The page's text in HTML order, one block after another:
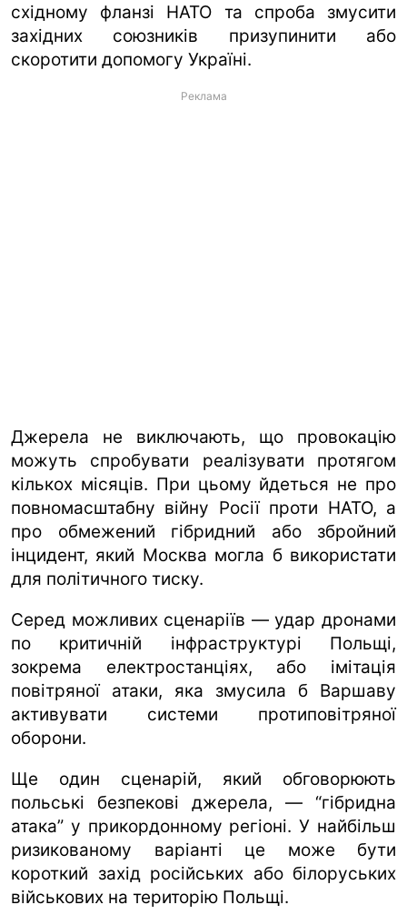
східному фланзі НАТО та спроба змусити
західних союзників призупинити або
скоротити допомогу Україні.
Реклама
Джерела не виключають, що провокацію
можуть спробувати реалізувати протягом
кількох місяців. При цьому йдеться не про
повномасштабну війну Росії проти НАТО, а
про обмежений гібридний або збройний
інцидент, який Москва могла б використати
для політичного тиску.
Серед можливих сценаріїв — удар дронами
по критичній інфраструктурі Польщі,
зокрема електростанціях, або імітація
повітряної атаки, яка змусила б Варшаву
активувати системи протиповітряної
оборони.
Ще один сценарій, який обговорюють
польські безпекові джерела, — “гібридна
атака” у прикордонному регіоні. У найбільш
ризикованому варіанті це може бути
короткий захід російських або білоруських
військових на територію Польщі.